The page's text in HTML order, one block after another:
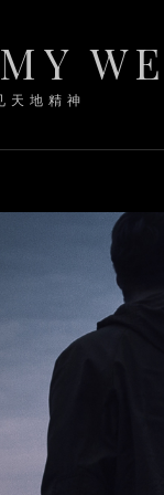
天地精神